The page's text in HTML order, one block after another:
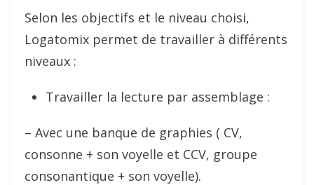
Selon les objectifs et le niveau choisi,
Logatomix permet de travailler à différents
niveaux :
Travailler la lecture par assemblage :
– Avec une banque de graphies ( CV,
consonne + son voyelle et CCV, groupe
consonantique + son voyelle).